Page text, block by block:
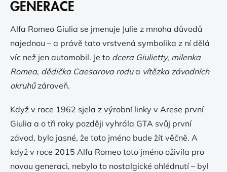
GENERACE
Alfa Romeo Giulia se jmenuje Julie z mnoha důvodů
najednou – a právě tato vrstvená symbolika z ní dělá
víc než jen automobil. Je to dcera Giulietty, milenka
Romea, dědička Caesarova rodua vítězka závodních
okruhůzároveň.
Když v roce 1962 sjela z výrobní linky v Arese první
Giulia a o tři roky později vyhrála GTA svůj první
závod, bylo jasné, že toto jméno bude žít věčně. A
když v roce 2015 Alfa Romeo toto jméno oživila pro
novou generaci, nebylo to nostalgické ohlédnutí – byl